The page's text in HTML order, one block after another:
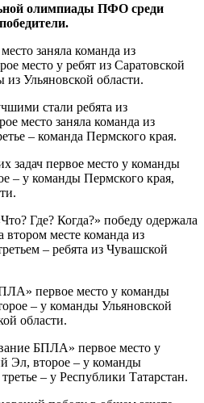
олимпиады ПФО среди
заняла команда из
место у ребят из Саратовской
из Ульяновской области.
стали ребята из
место заняла команда из
– команда Пермского края.
задач первое место у команды
– у команды Пермского края,
Где? Когда?» победу одержала
втором месте команда из
– ребята из Чувашской
первое место у команды
– у команды Ульяновской
области.
БПЛА» первое место у
Эл, второе – у команды
– у Республики Татарстан.